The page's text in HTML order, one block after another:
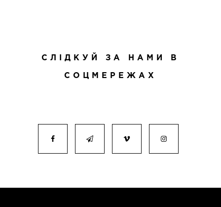
СЛІДКУЙ ЗА НАМИ В
СОЦМЕРЕЖАХ